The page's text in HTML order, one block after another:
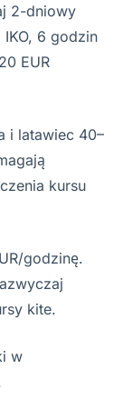
2-dniowy
6 godzin
EUR
i latawiec 40–
kursu
godzinę.
kite.
w